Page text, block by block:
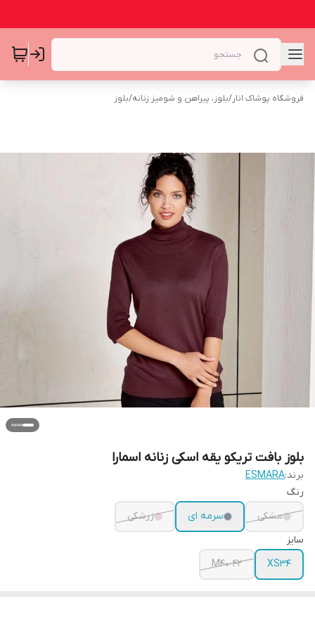
فروشگاه پوشاک انار/بلوز، پیراهن و شومیز زنانه/بلوز
بلوز بافت تریکو یقه اسکی زنانه اسمارا
برند:ESMARA
رنگ
مشکی
سرمه ای
زرشکی
سایز
XS34
M40-42